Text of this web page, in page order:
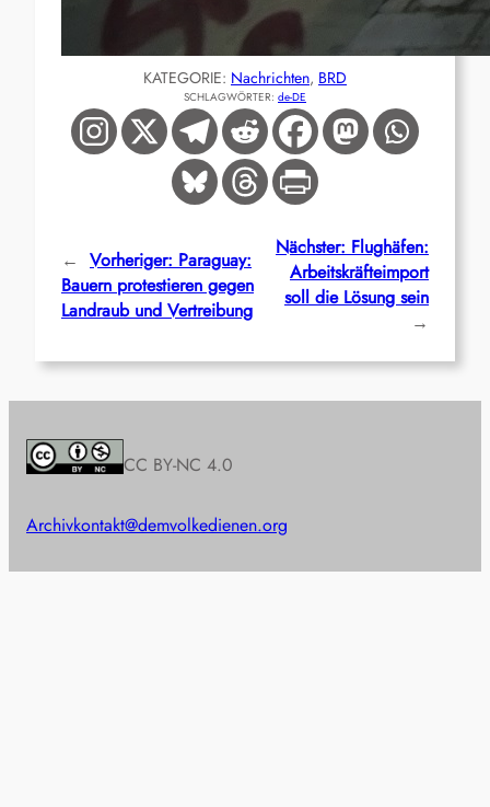
KATEGORIE: Nachrichten, BRD
SCHLAGWÖRTER: de-DE
← Vorheriger: Paraguay:
Bauern protestieren gegen
Landraub und Vertreibung
Nächster: Flughäfen:
Arbeitskräfteimport
soll die Lösung sein
→
CC BY-NC 4.0
Archivkontakt@demvolkedienen.org